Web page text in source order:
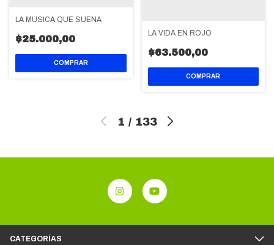
LA MÚSICA QUE SUENA
$25.000,00
LA VIDA EN ROJO
$63.500,00
1 / 133
CATEGORÍAS